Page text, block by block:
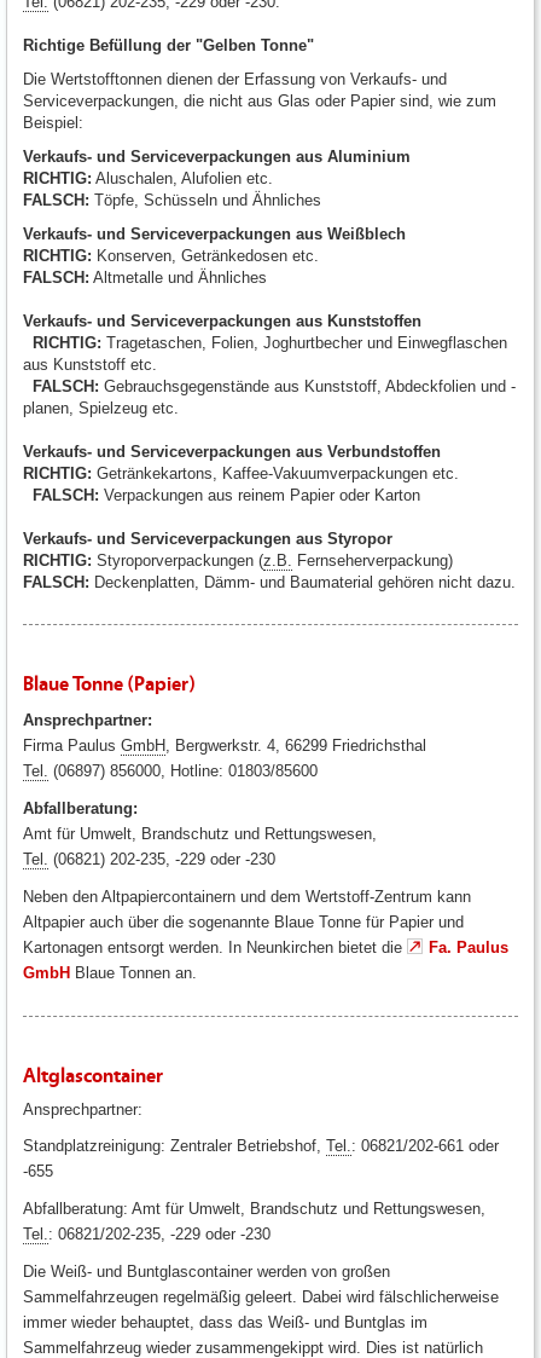
Richtige Befüllung der "Gelben Tonne"
Die Wertstofftonnen dienen der Erfassung von Verkaufs- und
Serviceverpackungen, die nicht aus Glas oder Papier sind, wie zum
Beispiel:
Verkaufs- und Serviceverpackungen aus Aluminium
RICHTIG: Aluschalen, Alufolien etc.
FALSCH: Töpfe, Schüsseln und Ähnliches
Verkaufs- und Serviceverpackungen aus Weißblech
RICHTIG: Konserven, Getränkedosen etc.
FALSCH: Altmetalle und Ähnliches
Verkaufs- und Serviceverpackungen aus Kunststoffen
RICHTIG: Tragetaschen, Folien, Joghurtbecher und Einwegflaschen
aus Kunststoff etc.
FALSCH: Gebrauchsgegenstände aus Kunststoff, Abdeckfolien und -
planen, Spielzeug etc.
Verkaufs- und Serviceverpackungen aus Verbundstoffen
RICHTIG: Getränkekartons, Kaffee-Vakuumverpackungen etc.
FALSCH: Verpackungen aus reinem Papier oder Karton
Verkaufs- und Serviceverpackungen aus Styropor
RICHTIG: Styroporverpackungen (z.B.
Fernseherverpackung)
FALSCH: Deckenplatten, Dämm- und Baumaterial gehören nicht dazu.
Blaue Tonne (Papier)
Ansprechpartner:
Firma Paulus GmbH , Bergwerkstr. 4, 66299 Friedrichsthal
Tel. (06897) 856000, Hotline: 01803/85600
Abfallberatung:
Amt für Umwelt, Brandschutz und Rettungswesen,
Tel. (06821) 202-235, -229 oder -230
Neben den Altpapiercontainern und dem Wertstoff-Zentrum kann
Altpapier auch über die sogenannte Blaue Tonne für Papier und
Kartonagen entsorgt werden. In Neunkirchen bietet die
Fa. Paulus
GmbH Blaue Tonnen an.
Altglascontainer
Ansprechpartner:
Standplatzreinigung: Zentraler Betriebshof, Tel. : 06821/202-661 oder
-655
Abfallberatung: Amt für Umwelt, Brandschutz und Rettungswesen,
Tel. : 06821/202-235, -229 oder -230
Die Weiß- und Buntglascontainer werden von großen
Sammelfahrzeugen regelmäßig geleert. Dabei wird fälschlicherweise
immer wieder behauptet, dass das Weiß- und Buntglas im
Sammelfahrzeug wieder zusammengekippt wird. Dies ist natürlich